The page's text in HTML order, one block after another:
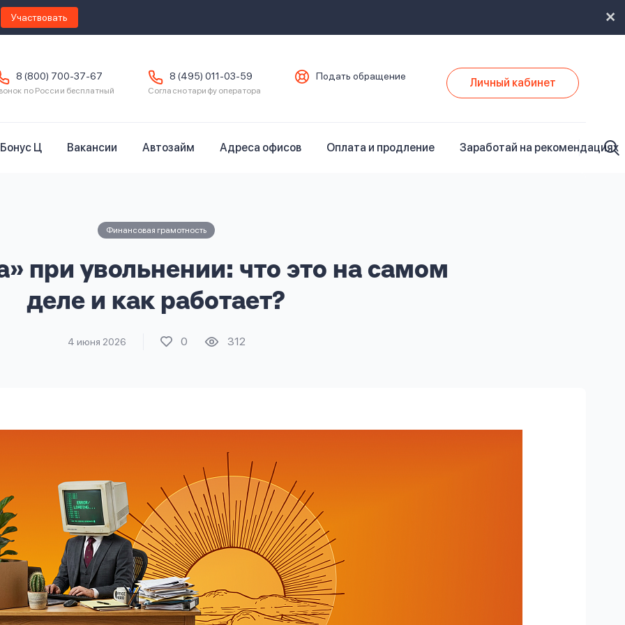
Участвовать
8 (800) 700-37-67
по России бесплатный
8 (495) 011-03-59
Согласно тарифу оператора
Подать обращение Личный кабинет
Бонус Ц Вакансии Автозайм Адреса офисов Оплата и продление Заработай на рекомендациях
Финансовая грамотность
при увольнении: что это на самом
деле и как работает?
4 июня 2026 0 312